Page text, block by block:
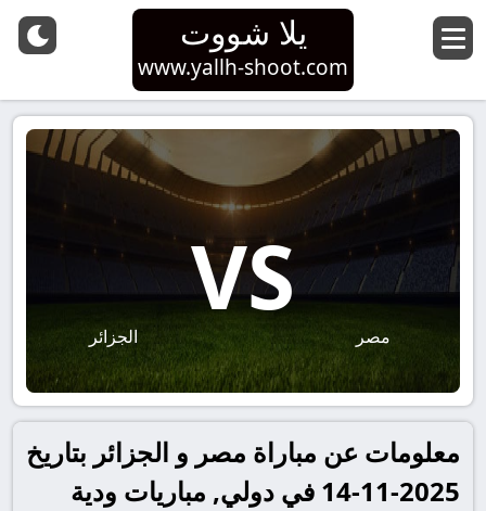
يلا شووت
www.yallh-shoot.com
مصر
VS
الجزائر
معلومات عن مباراة مصر و الجزائر بتاريخ
2025-11-14 في دولي, مباريات ودية